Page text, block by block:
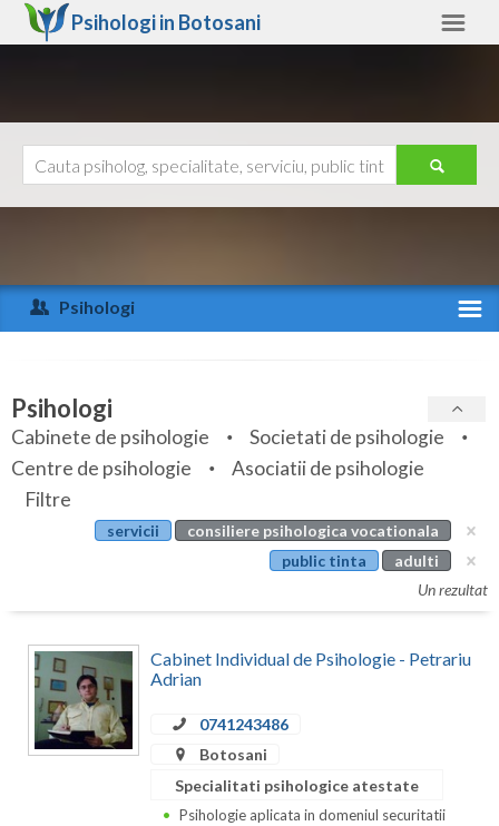
Psihologi in Botosani
Arad
Arges
Bihor
Bistrita-Nasaud
Botosani
Bucuresti
Buzau
Calarasi
Ajutor
Psihologi
Specialitati
Servicii
Articole
Evenimente
Psihologi
Cabinete de psihologie
Societati de psihologie
Centre de psihologie
Asociatii de psihologie
Filtre
servicii
consiliere psihologica vocationala
public tinta
adulti
Un rezultat
Cabinet Individual de Psihologie - Petrariu
Adrian
0741243486
Botosani
Specialitati psihologice atestate
Psihologie aplicata in domeniul securitatii